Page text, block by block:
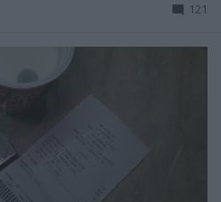
121